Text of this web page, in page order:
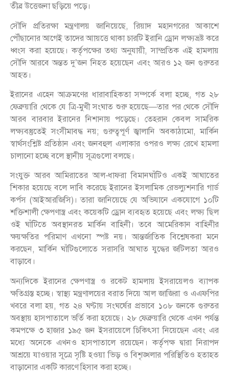
তীব্র উত্তেজনা ছড়িয়ে পড়ে।
সৌদি প্রতিরক্ষা মন্ত্রণালয় জানিয়েছে, রিয়াদ মহানগরের আকাশে
পৌঁছানোর আগেই তাদের আায়ত্তে থাকা চারটি ইরানি ড্রোন লক্ষ্যভ্রষ্ট করে
ধ্বংস করা হয়েছে। কর্তৃপক্ষের তথ্য অনুযায়ী, সাম্প্রতিক এই হামলায়
সৌদি আরবে অন্তত দু’জন নিহত হয়েছেন এবং আরও ১২ জন গুরুতর
আহত।
ইরানের এহেন আক্রমণের ধারাবাহিকতা সম্পর্কে বলা হচ্ছে, গত ২৮
ফেব্রুয়ারি থেকে যে ত্রি-মুখী সংঘাত শুরু হয়েছে—তার পর থেকে সৌদি
আরব বারবার ইরানের নিশানায় পড়েছে। তেহরান কেবল সামরিক
লক্ষ্যবস্তুতেই সংসীমাবদ্ধ নয়; গুরুত্বপূর্ণ জ্বালানি অবকাঠামো, মার্কিন
স্বার্থসংশ্লিষ্ট প্রতিষ্ঠান এবং জনবহুল এলাকার ওপরও লক্ষ্য রেখে হামলা
চালানো হচ্ছে বলে স্থানীয় সূত্রগুলো বলছে।
সংযুক্ত আরব আমিরাতের আল-ধাফরা বিমানঘাঁটিও একই আঘাতের
শিকার হয়েছে বলে দাবি করেছে ইরানের ইসলামিক রেভল্যুশনারি গার্ড
কর্পস (আইআরজিসি)। তারা জানিয়েছে যে অভিযানে একযোগে ১০টি
শক্তিশালী ক্ষেপণাস্ত্র এবং কয়েকটি ড্রোন ব্যবহৃত হয়েছে এবং লক্ষ্য ছিল
ওই ঘাঁটিতে অবস্থানরত মার্কিন বাহিনী। তবে আমেরিকান বাহিনীর
ক্ষয়ক্ষতির পরিমাণ এখনো স্পষ্ট নয়। আন্তর্জাতিক বিশ্লেষকরা মনে
করছেন, মার্কিন ঘাঁটিগুলোতে সরাসরি আঘাত যুদ্ধের জটিলতা আরও
বাড়াবে।
অন্যদিকে ইরানের ক্ষেপণাস্ত্র ও রকেট হামলায় ইসরায়েলও ব্যাপক
ক্ষতিগ্রস্ত হচ্ছে। স্বাস্থ্য মন্ত্রণালয়ের বরাত দিয়ে আল জাজিরা ও এএফপির
খবরে বলা হয়, গত ২৪ ঘণ্টায় সংঘর্ষের প্রভাবে ১০৮ জনকে গুরুতর
অবস্থায় হাসপাতালে ভর্তি করা হয়েছে। ২৮ ফেব্রুয়ারি থেকে এখন পর্যন্ত
কমপক্ষে ৩ হাজার ১৯৫ জন ইসরায়েলে চিকিৎসা নিয়েছেন এবং এর
মধ্যে অনেকে এখনও হাসপাতালে রয়েছেন। কর্তৃপক্ষ দ্বারা নিরাপদ
আশ্রয়ে যাওয়ার সূত্রে সৃষ্টি হওয়া ভিড় ও বিশৃঙ্খলার পরিস্থিতিও হতাহত
বাড়ানোর একটি কারণে হিসাব করা হচ্ছে।